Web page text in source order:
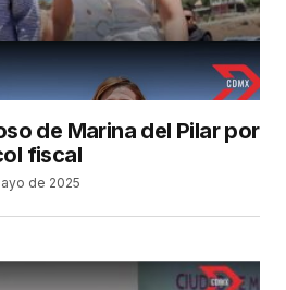
de Marina del Pilar por
fiscal
de 2025